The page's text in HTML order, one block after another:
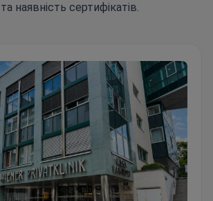
та наявність сертифікатів.